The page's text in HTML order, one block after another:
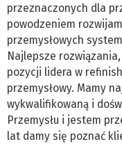
przeznaczonych dla
powodzeniem
przemysłowych
Najlepsze
pozycji lidera w
przemysłowy. Mamy
wykwalifikowaną i
Przemysłu i jestem
lat damy się poznać